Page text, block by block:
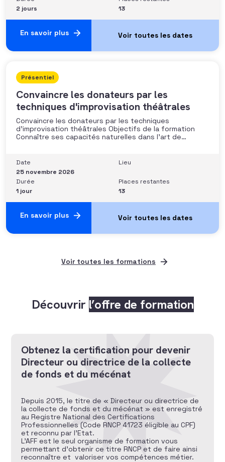
2 jours
13
En savoir plus
Présentiel
Convaincre les donateurs par les
techniques d'improvisation théâtrales
Convaincre les donateurs par les techniques
d’improvisation théâtrales Objectifs de la formation
Connaître ses capacités naturelles dans l’art de
conviction et sur quoi elle se fonde (mots, attitude, …),
quelle est sa situation de
Date
25 novembre 2026
Lieu
Durée
1 jour
Places restantes
13
En savoir plus
Voir toutes les formations
Découvrir l’offre de formation
Obtenez la certification pour devenir
Directeur ou directrice de la collecte
de fonds et du mécénat
Depuis 2015, le titre de « Directeur ou directrice de
la collecte de fonds et du mécénat » est enregistré
au Registre National des Certifications
Professionnelles (Code RNCP 41723 éligible au CPF)
et reconnu par l’Etat.
L’AFF est le seul organisme de formation vous
permettant d’obtenir ce titre RNCP et de faire ainsi
reconnaître et valoriser vos compétences métier.